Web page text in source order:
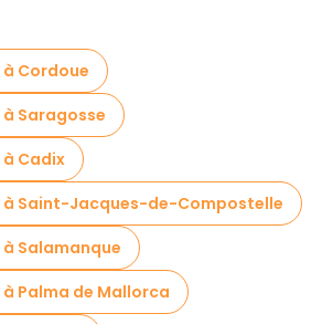
vieille ville à Baeza
locales à Baeza
à Baeza
Cordoue
Saragosse
Cadix
Saint-Jacques-de-Compostelle
Salamanque
Palma de Mallorca